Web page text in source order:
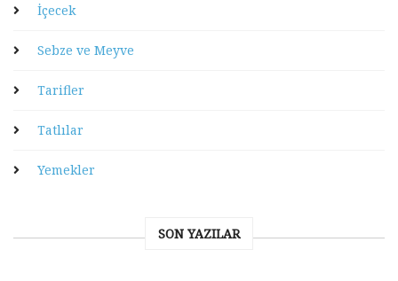
İçecek
Sebze ve Meyve
Tarifler
Tatlılar
Yemekler
SON YAZILAR